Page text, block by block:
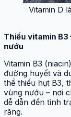
Vitamin D
Thiếu vitamin B3
nướu
Vitamin B3
đường huyết và
thể thiếu hụt B3,
vùng nướu – nơi
dễ dẫn đến tình
răng.